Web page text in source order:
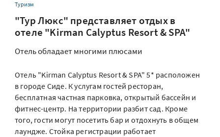
Туризм
"Тур Люкс" представляет отдых в
отеле "Kirman Calyptus Resort & SPA"
Отель обладает многими плюсами
Отель "Kirman Calyptus Resort & SPA" 5* расположен
в городе Сиде. К услугам гостей ресторан,
бесплатная частная парковка, открытый бассейн и
фитнес-центр. На территории разбит сад. Кроме
того, гости могут посетить бар и отдохнуть в общем
лаундже. Стойка регистрации работает